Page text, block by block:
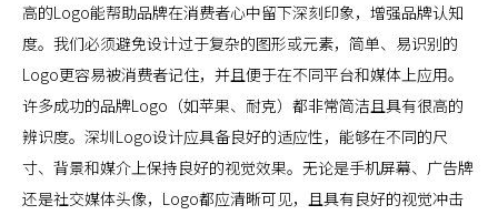
高的Logo能帮助品牌在消费者心中留下深刻印象，增强品牌认知
度。我们必须避免设计过于复杂的图形或元素，简单、易识别的
Logo更容易被消费者记住，并且便于在不同平台和媒体上应用。
许多成功的品牌Logo（如苹果、耐克）都非常简洁且具有很高的
辨识度。深圳Logo设计应具备良好的适应性，能够在不同的尺
寸、背景和媒介上保持良好的视觉效果。无论是手机屏幕、广告牌
还是社交媒体头像，Logo都应清晰可见，且具有良好的视觉冲击